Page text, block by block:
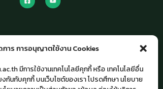
การ การอนุญาตใช้งาน Cookies
มีการใช้งานเทคโนโลยีคุกกี้ หรือ เทคโนโลยีอื่น
กันกับคุกกี้ บนเว็บไซต์ของเรา โปรดศึกษา นโยบาย